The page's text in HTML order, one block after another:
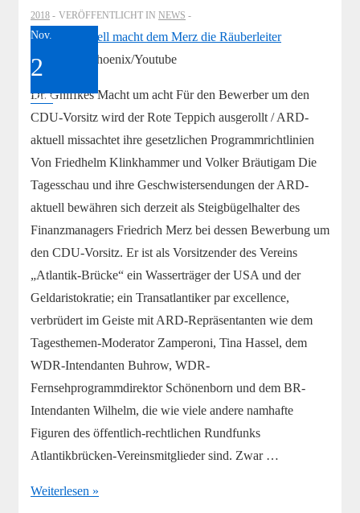
für
verkauft
2018
VERÖFFENTLICHT IN NEWS
Nov.
2
2018
Screenshot Phoenix/Youtube
Dr. Gniffkes Macht um acht Für den Bewerber um den
CDU-Vorsitz wird der Rote Teppich ausgerollt / ARD-
aktuell missachtet ihre gesetzlichen Programmrichtlinien
Von Friedhelm Klinkhammer und Volker Bräutigam Die
Tagesschau und ihre Geschwistersendungen der ARD-
aktuell bewähren sich derzeit als Steigbügelhalter des
Finanzmanagers Friedrich Merz bei dessen Bewerbung um
den CDU-Vorsitz. Er ist als Vorsitzender des Vereins
„Atlantik-Brücke“ ein Wasserträger der USA und der
Geldaristokratie; ein Transatlantiker par excellence,
verbrüdert im Geiste mit ARD-Repräsentanten wie dem
Tagesthemen-Moderator Zamperoni, Tina Hassel, dem
WDR-Intendanten Buhrow, WDR-
Fernsehprogrammdirektor Schönenborn und dem BR-
Intendanten Wilhelm, die wie viele andere namhafte
Figuren des öffentlich-rechtlichen Rundfunks
Atlantikbrücken-Vereinsmitglieder sind. Zwar …
ARD-
Weiterlesen »